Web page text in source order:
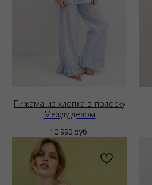
Пижама из хлопка в полоску
Между делом
10 990 руб.